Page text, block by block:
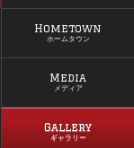
Hometown
ホームタウン
Media
メディア
Gallery
ギャラリー